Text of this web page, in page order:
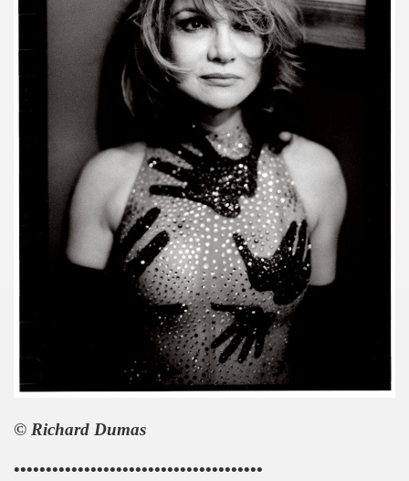
© Richard Dumas
•••••••••••••••••••••••••••••••••••••••
de DICK RIVERS : au CASINO DE PARIS 2011, à
de SEBASTIEN LIFSHITZ : impressions.
au BATACLAN (Paris) : compte rendu.
L'OBJECTIF DE PIERRE ET GILLES — Photos et
dit DANIEL DARC, le 14 mars 2013 a PARIS.
(mars 2013).
le magazine papier "GONZAI" numero 1 (janvier
CHAMFORT et ses invitees le 30 janvier 2013 au
le 11 decembre 2012 a l'OLYMPIA (Paris) : compte
CHENNEVIERE and Friends le 8 novembre 2012 a